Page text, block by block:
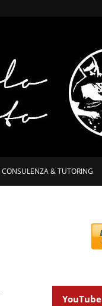
CONSULENZA & TUTORING
YouTube